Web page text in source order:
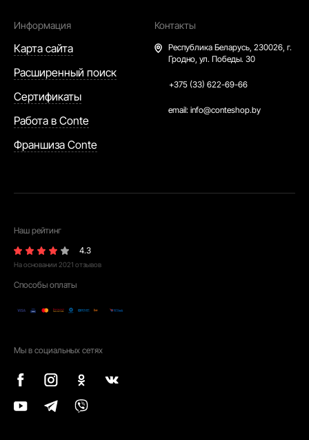
Информация
Карта сайта
Расширенный поиск
Сертификаты
Работа в Conte
Франшиза Conte
Контакты
Республика Беларусь, 230026, г.
Гродно, ул. Победы. 30
+375 (33) 622-69-66
email: info@conteshop.by
Наш рейтинг
4.3
На основании 2021 отзывов
Способы оплаты
Мы в социальных сетях